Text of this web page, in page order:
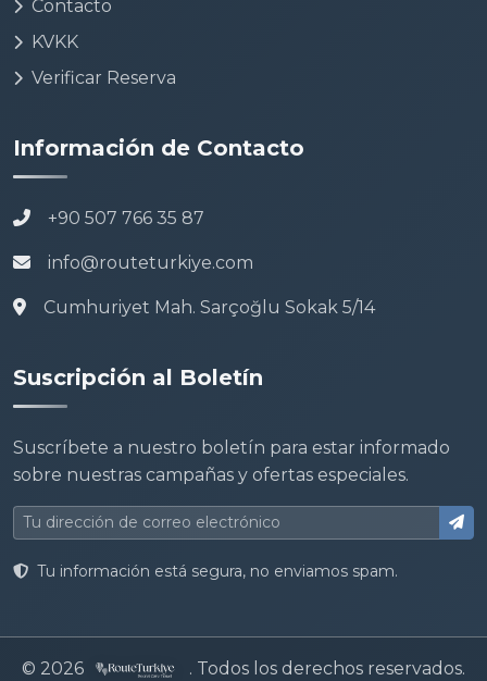
Contacto
KVKK
Verificar Reserva
Información de Contacto
+90 507 766 35 87
info@routeturkiye.com
Cumhuriyet Mah. Sarçoğlu Sokak 5/14
Suscripción al Boletín
Suscríbete a nuestro boletín para estar informado
sobre nuestras campañas y ofertas especiales.
Tu información está segura, no enviamos spam.
© 2026
. Todos los derechos reservados.